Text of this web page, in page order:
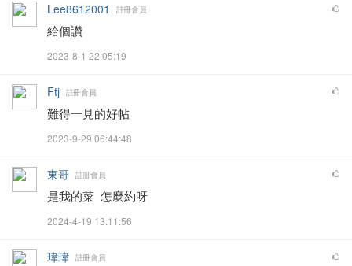
Lee8612001 註冊會員
給個讚
2023-8-1 22:05:19
Ftj 註冊會員
難得一見的好帖
2023-9-29 06:44:48
東哥 註冊會員
是我的菜 怎麼約呀
2024-4-19 13:11:56
瑋瑋 註冊會員